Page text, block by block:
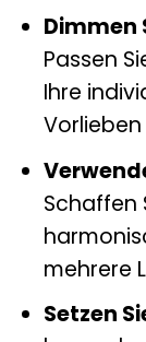
Dimmen
Passen
Ihre
Vorlieben
Schaffen
mehrere
Setzen